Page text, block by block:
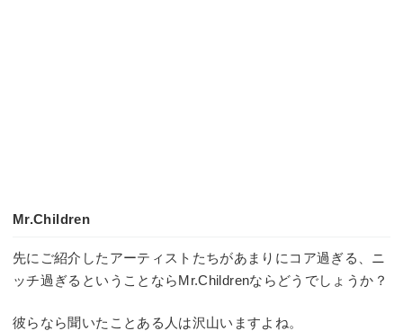
Mr.Children
先にご紹介したアーティストたちがあまりにコア過ぎる、ニ
ッチ過ぎるということならMr.Childrenならどうでしょうか？
彼らなら聞いたことある人は沢山いますよね。